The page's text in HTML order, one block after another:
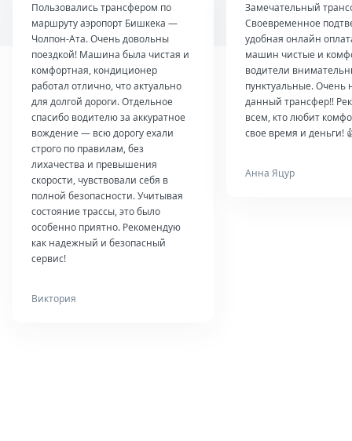
Пользовались трансфером по
маршруту аэропорт Бишкека —
Чолпон-Ата. Очень довольны
поездкой! Машина была чистая и
комфортная, кондиционер
работал отлично, что актуально
для долгой дороги. Отдельное
спасибо водителю за аккуратное
вождение — всю дорогу ехали
строго по правилам, без
лихачества и превышения
скорости, чувствовали себя в
полной безопасности. Учитывая
состояние трассы, это было
особенно приятно. Рекомендую
как надежный и безопасный
сервис!
Виктория
Замечательный
Своевременное
удобная онлайн
машин чистые и
водители
пунктуальные. Очень
данный трансфер!!
всем, кто любит
свое время и деньги!
Анна Яцур